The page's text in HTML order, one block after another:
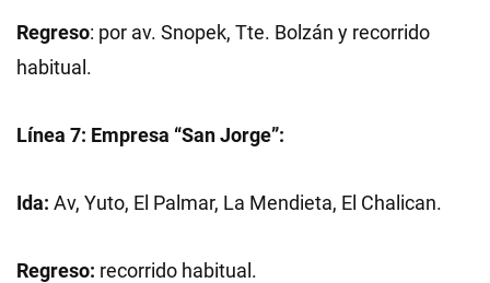
Regreso: por av. Snopek, Tte. Bolzán y recorrido
habitual.
Línea 7: Empresa “San Jorge”:
Ida: Av, Yuto, El Palmar, La Mendieta, El Chalican.
Regreso: recorrido habitual.